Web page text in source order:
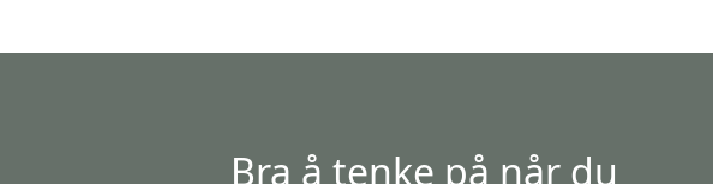
Bra å tenke på når du